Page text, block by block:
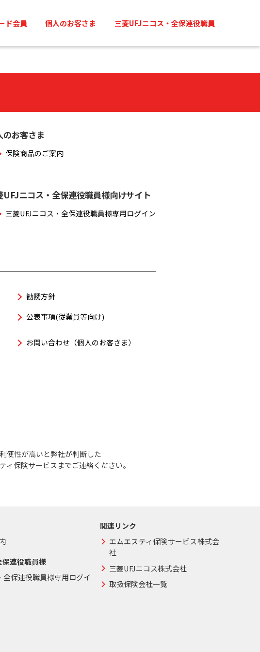
ド会員 個人のお客さま 三菱UFJニコス・全保連役職員
のお客さま
保険商品のご案内
UFJニコス・全保連役職員様向けサイト
三菱UFJニコス・全保連役職員様専用ログイン
勧誘方針
公表事項(従業員等向け)
お問い合わせ（個人のお客さま）
便性が高いと弊社が判断した
保険サービスまでご連絡ください。
保連役職員様
全保連役職員様専用ログイ
関連リンク
エムエスティ保険サービス株式会
社
三菱UFJニコス株式会社
取扱保険会社一覧